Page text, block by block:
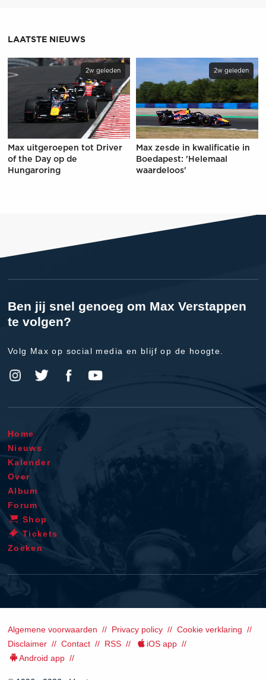
LAATSTE NIEUWS
2w geleden
Max uitgeroepen tot Driver
of the Day op de
Hungaroring
2w geleden
Max zesde in kwalificatie in
Boedapest: 'Helemaal
waardeloos'
Ben jij snel genoeg om Max Verstappen
te volgen?
Volg Max op social media en blijf op de hoogte.
Home
Nieuws
Kalender
Over
Album
Forum
Shop
Tickets
Zoeken
Algemene voorwaarden Privacy policy
Cookie verklaring
Disclaimer
Contact RSS
iOS app
Android app